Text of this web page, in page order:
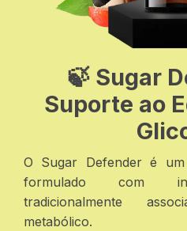
🍃 Sugar
Suporte ao
O Sugar Defender é
formulado com
tradicionalmente
metabólico.